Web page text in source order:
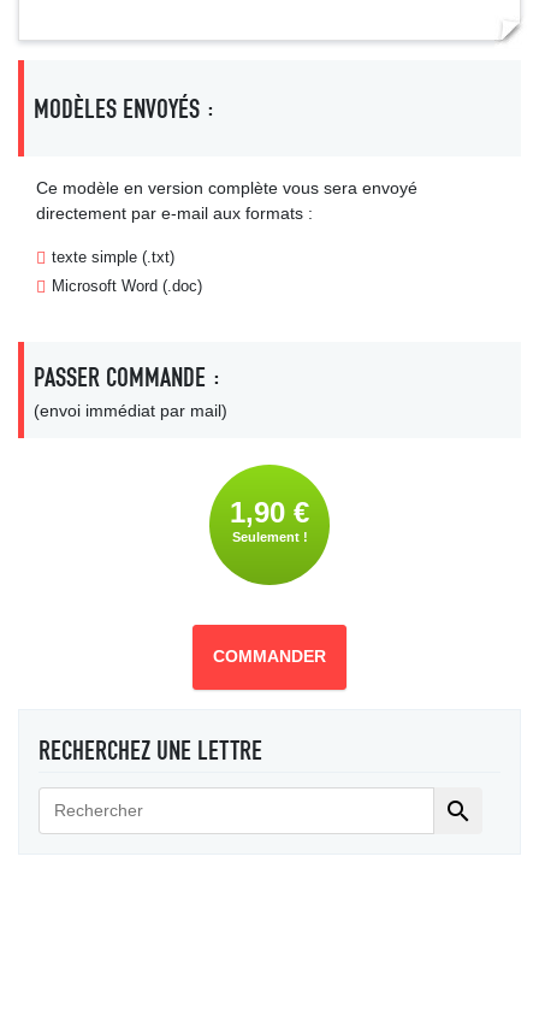
MODÈLES ENVOYÉS :
Ce modèle en version complète vous sera envoyé
directement par e-mail aux formats :
texte simple (.txt)
Microsoft Word (.doc)
PASSER COMMANDE :
(envoi immédiat par mail)
1,90 €
Seulement !
COMMANDER
RECHERCHEZ UNE LETTRE
